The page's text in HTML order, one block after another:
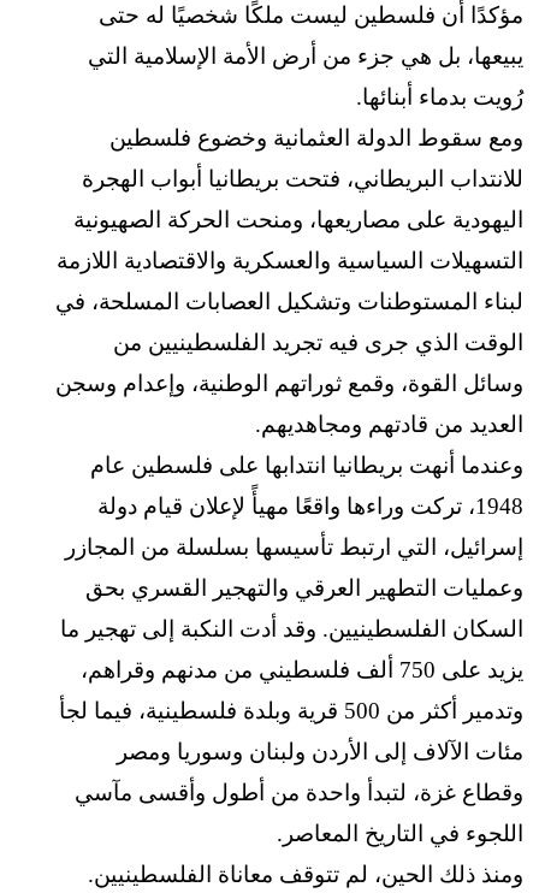
مؤكدًا أن فلسطين ليست ملكًا شخصيًا له حتى
يبيعها، بل هي جزء من أرض الأمة الإسلامية التي
رُويت بدماء أبنائها.
ومع سقوط الدولة العثمانية وخضوع فلسطين
للانتداب البريطاني، فتحت بريطانيا أبواب الهجرة
اليهودية على مصاريعها، ومنحت الحركة الصهيونية
التسهيلات السياسية والعسكرية والاقتصادية اللازمة
لبناء المستوطنات وتشكيل العصابات المسلحة، في
الوقت الذي جرى فيه تجريد الفلسطينيين من
وسائل القوة، وقمع ثوراتهم الوطنية، وإعدام وسجن
العديد من قادتهم ومجاهديهم.
وعندما أنهت بريطانيا انتدابها على فلسطين عام
1948، تركت وراءها واقعًا مهيأً لإعلان قيام دولة
إسرائيل، التي ارتبط تأسيسها بسلسلة من المجازر
وعمليات التطهير العرقي والتهجير القسري بحق
السكان الفلسطينيين. وقد أدت النكبة إلى تهجير ما
يزيد على 750 ألف فلسطيني من مدنهم وقراهم،
وتدمير أكثر من 500 قرية وبلدة فلسطينية، فيما لجأ
مئات الآلاف إلى الأردن ولبنان وسوريا ومصر
وقطاع غزة، لتبدأ واحدة من أطول وأقسى مآسي
اللجوء في التاريخ المعاصر.
ومنذ ذلك الحين، لم تتوقف معاناة الفلسطينيين.